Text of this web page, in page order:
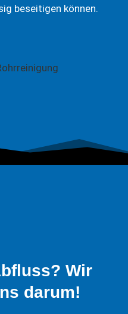
beseitigen können.
Wir
darum!